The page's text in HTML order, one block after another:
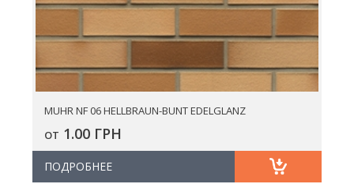
MUHR NF 06 HELLBRAUN-BUNT EDELGLANZ
ОТ 1.00 ГРН
ПОДРОБНЕЕ